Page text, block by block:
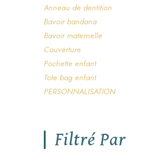
Anneau de dentition
Bavoir bandana
Bavoir maternelle
Couverture
Pochette enfant
Tote bag enfant
PERSONNALISATION
Filtré Par